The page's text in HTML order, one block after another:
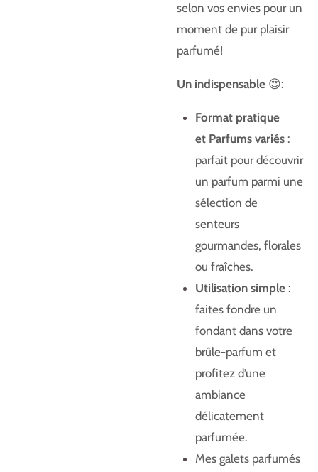
selon vos envies pour un
moment de pur plaisir
parfumé!
Un indispensable 😍:
Format pratique
et Parfums variés:
parfait pour découvrir
un parfum parmi une
sélection de
senteurs
gourmandes, florales
ou fraîches.
Utilisation simple:
faites fondre un
fondant dans votre
brûle-parfum et
profitez d’une
ambiance
délicatement
parfumée.
Mes galets parfumés